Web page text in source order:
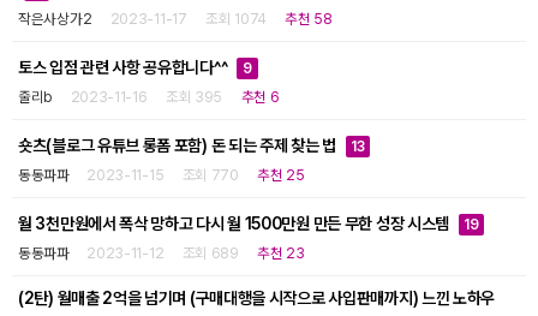
작은사상가2 2023-11-17 조회 1074 추천 58
토스 입점 관련 사항 공유합니다^^ 9
줄리b 2023-11-16 조회 395 추천 6
숏츠(블로그 유튜브 롱폼 포함) 돈 되는 주제 찾는 법 13
동동파파 2023-11-15 조회 770 추천 25
월 3천만원에서 폭삭 망하고 다시 월 1500만원 만든 무한 성장 시스템 19
동동파파 2023-11-12 조회 689 추천 23
(2탄) 월매출 2억을 넘기며 (구매대행을 시작으로 사입판매까지) 느낀 노하우